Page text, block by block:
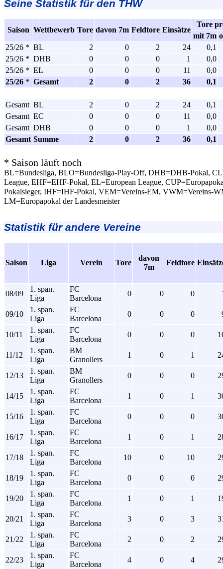
Seine Statistik für den THW
Saison Wettbewerb Tore davon 7m Feldtore Einsätze
Tore
mit 7m
25/26 * BL 2 0 2 24
0,1
25/26 * DHB 0 0 0 1
0,0
25/26 * EL 0 0 0 11
0,0
25/26 * Gesamt 2 0 2 36 0,1
Gesamt BL 2 0 2 24
0,1
Gesamt EC 0 0 0 11
0,0
Gesamt DHB 0 0 0 1
0,0
Gesamt Summe 2 0 2 36 0,1
* Saison läuft noch
BL=Bundesliga, BLO=Bundesliga-Play-Off, DHB=DHB-Pokal,
League, EHF=EHF-Pokal, EL=European League,
Pokalsieger, IHF=IHF-Pokal, VEM=Vereins-EM, VWM=Vereins-
LM=Europapokal der Landesmeister
Statistik für andere Vereine
Saison Liga Verein Tore
davon
7m
Feldtore
08/09
1. span.
Liga
FC
Barcelona
0 0 0
09/10
1. span.
Liga
FC
Barcelona
0 0 0
10/11
1. span.
Liga
FC
Barcelona
0 0 0
11/12
1. span.
Liga
BM
Granollers
1 0 1
12/13
1. span.
Liga
BM
Granollers
0 0 0
14/15
1. span.
Liga
FC
Barcelona
1 0 1
15/16
1. span.
Liga
FC
Barcelona
0 0 0
16/17
1. span.
Liga
FC
Barcelona
1 0 1
17/18
1. span.
Liga
FC
Barcelona
10 0 10
18/19
1. span.
Liga
FC
Barcelona
0 0 0
19/20
1. span.
Liga
FC
Barcelona
1 0 1
20/21
1. span.
Liga
FC
Barcelona
3 0 3
21/22
1. span.
Liga
FC
Barcelona
2 0 2
22/23
1. span.
Liga
FC
Barcelona
4 0 4